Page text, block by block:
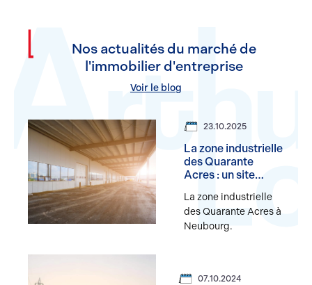
Nos actualités du marché de
l'immobilier d'entreprise
Voir le blog
23.10.2025
La zone industrielle
des Quarante
Acres : un site
et recherché au
Neubourg
La zone industrielle
des Quarante Acres à
Neubourg.
07.10.2024